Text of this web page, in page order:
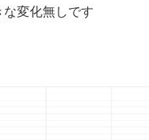
変化無しです